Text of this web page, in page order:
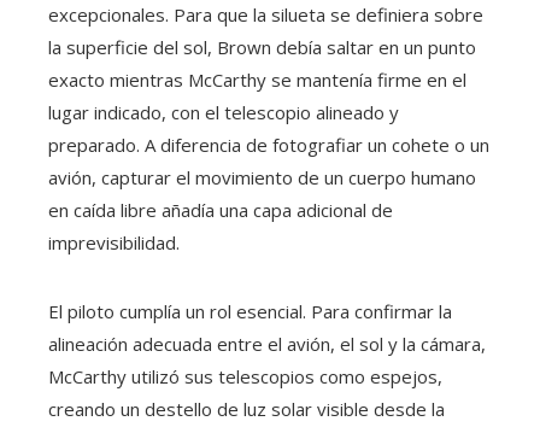
excepcionales. Para que la silueta se definiera sobre
la superficie del sol, Brown debía saltar en un punto
exacto mientras McCarthy se mantenía firme en el
lugar indicado, con el telescopio alineado y
preparado. A diferencia de fotografiar un cohete o un
avión, capturar el movimiento de un cuerpo humano
en caída libre añadía una capa adicional de
imprevisibilidad.
El piloto cumplía un rol esencial. Para confirmar la
alineación adecuada entre el avión, el sol y la cámara,
McCarthy utilizó sus telescopios como espejos,
creando un destello de luz solar visible desde la